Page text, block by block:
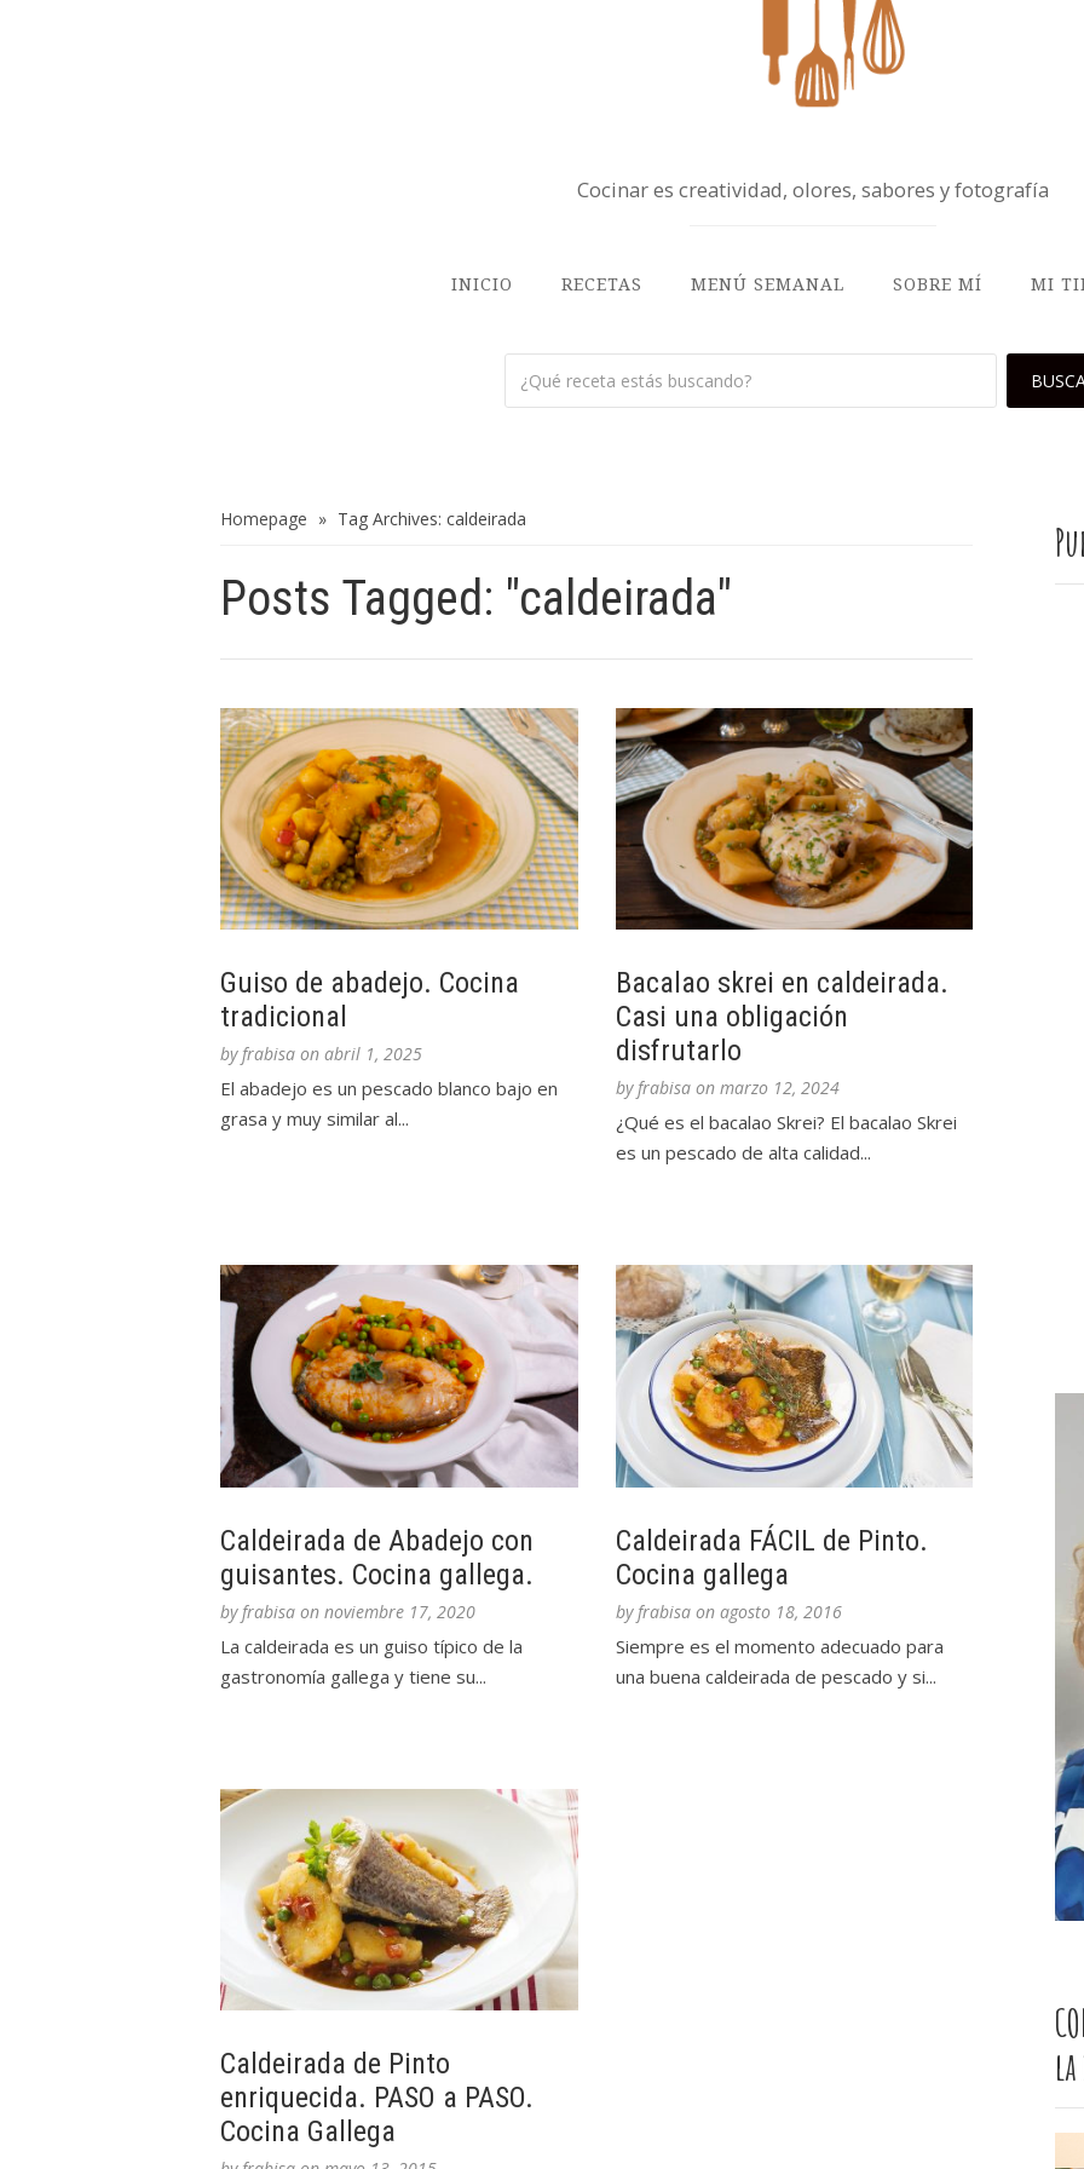
Cocinar es creatividad, olores, sabores y fotografía
INICIO RECETAS MENÚ SEMANAL SOBRE MÍ MI
Homepage » Tag Archives: caldeirada
Posts Tagged: "caldeirada"
Guiso de abadejo. Cocina
tradicional
byfrabisa on abril 1, 2025
El abadejo es un pescado blanco bajo en
grasa y muy similar al...
Bacalao skrei en caldeirada.
Casi una obligación
disfrutarlo
byfrabisa on marzo 12, 2024
¿Qué es el bacalao Skrei? El bacalao Skrei
es un pescado de alta calidad...
Caldeirada de Abadejo con
guisantes. Cocina gallega.
byfrabisa on noviembre 17, 2020
La caldeirada es un guiso típico de la
gastronomía gallega y tiene su...
Caldeirada FÁCIL de Pinto.
Cocina gallega
byfrabisa on agosto 18, 2016
Siempre es el momento adecuado para
una buena caldeirada de pescado y si...
Caldeirada de Pinto
enriquecida. PASO a PASO.
Cocina Gallega